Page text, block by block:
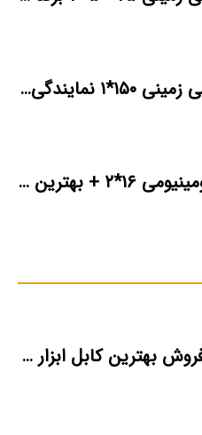
کابل آلومینیومی زمینی ۱۵۰*۱ نمایندگی فروش
قیمت کابل آلومینیومی ۱۶*۲ + بهترین برند بازار + اطلاعات فنی
مرکز پخش و فروش بهترین کابل ابزار دقیق یزد